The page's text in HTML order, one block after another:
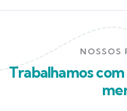
NOSSOS
Trabalhamos